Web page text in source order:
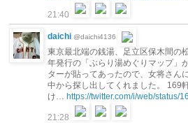
21:40
daichi @daichi4136
東京最北端の銭湯、足立区保木間の
年発行の「ぶらり湯めぐりマップ」
ターが貼ってあったので、女将さん
中から探し出してくれました。 169
け… https://twitter.com/i/web/status/
21:28